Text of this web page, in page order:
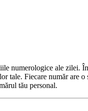
numerologice ale zilei.
tale. Fiecare număr are o
tău personal.